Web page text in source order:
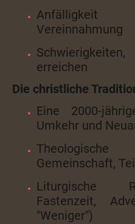
Anfälligkeit
Vereinnahmung
erreichen
Die christliche
Eine 2000-
Umkehr und
Theologische
Gemeinschaft,
Liturgische
Fastenzeit,
"Weniger")